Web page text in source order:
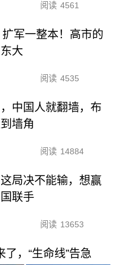
阅读 4561
军一整本！高市的
大
阅读 4535
中国人就翻墙，布
墙角
阅读 14884
局决不能输，想赢
联手
阅读 13653
，“生命线”告急